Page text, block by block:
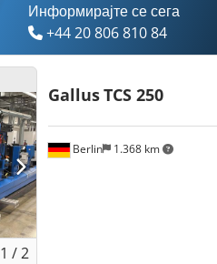
Информирајте се сега
+44 20 806 810 84
1 /2
Berlin 1.368 km
GallusTCS 250